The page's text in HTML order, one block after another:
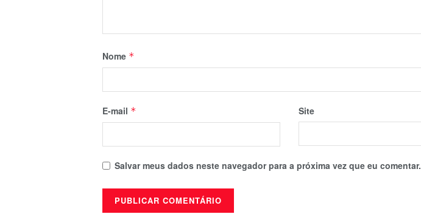
Nome *
E-mail * Site
Salvar meus dados neste navegador para a próxima vez que eu comentar.